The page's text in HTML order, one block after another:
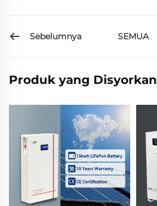
Sebelumnya SEMUA
Produk yang Disyorkan